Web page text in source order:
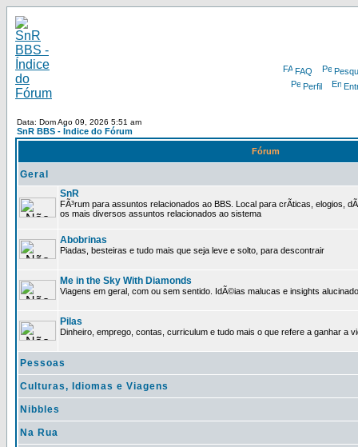
FAQ
Perfil
Data: Dom Ago 09, 2026 5:51 am
SnR BBS - Índice do Fórum
Fórum
Geral
SnR
FÃ³rum para assuntos relacionados ao BBS. Local para crÃ­ticas, elogios,
os mais diversos assuntos relacionados ao sistema
Abobrinas
Piadas, besteiras e tudo mais que seja leve e solto, para descontrair
Me in the Sky With Diamonds
Viagens em geral, com ou sem sentido. IdÃ©ias malucas e insights
Pilas
Dinheiro, emprego, contas, curriculum e tudo mais o que refere a ganhar a
Pessoas
Culturas, Idiomas e Viagens
Nibbles
Na Rua